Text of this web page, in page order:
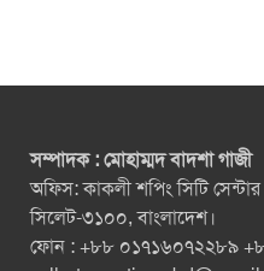
সম্পাদক : মোহাম্মদ বাদশা গাজী
অফিস: কাকলী শপিং সিটি
সিলেট-৩১০০, বাংলাদেশ।
ফোন : +৮৮ ০১৭১৬০৭২২৮৯